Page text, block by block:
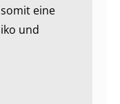
eine
und